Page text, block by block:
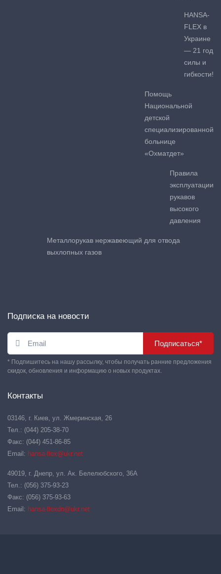
HANSA-
FLEX в
Украине
— 21 год
силы и
гибкости!
Помощь
Национальной
детской
специализированной
больнице
«Охматдет»
Правила
эксплуатации
рукавов
высокого
давления
Металлорукав нержавеющий для отвода
выхлопных газов
Подписка на новости
Подписаться*
* Подпишитесь на нашу рассылку, чтобы получать ранние предложения
скидок, обновления и информацию о новых продуктах.
Контакты
03146, г. Киев, ул. Жмеринская, 26
Тел.: (044) 205-38-70
Факс: (044) 451-86-85
Email: hansa-flex@ukr.net
49019, г. Днепр, ул. Ак. Белелюбского, 36А
Тел.: (056) 375-93-23
Факс: (056) 375-93-63
Email: hansa-flexdn@ukr.net